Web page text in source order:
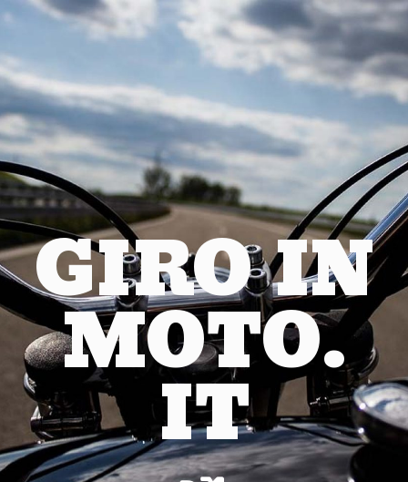
GIRO IN
MOTO.
IT